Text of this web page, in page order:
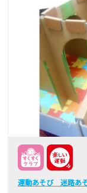
運動あそび 迷路あ